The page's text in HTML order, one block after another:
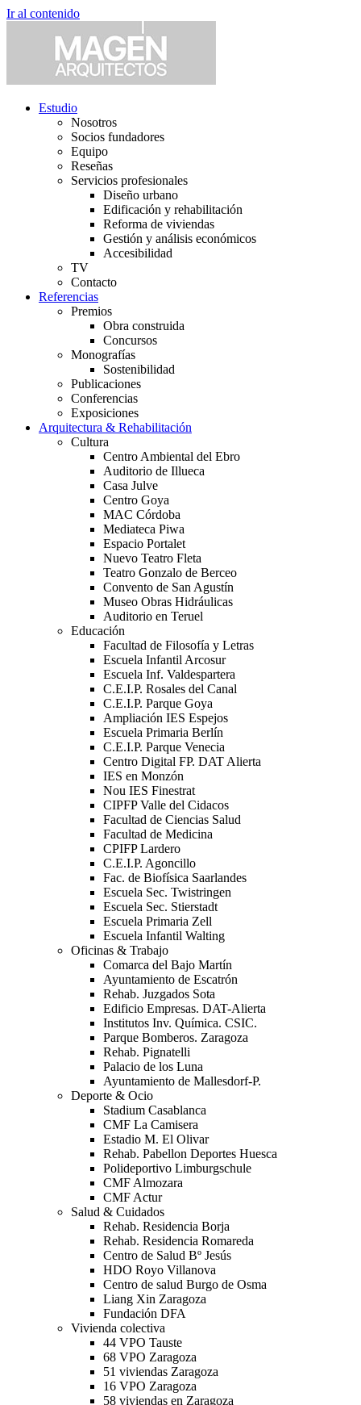
Ir al contenido
Estudio
Nosotros
Socios fundadores
Equipo
Reseñas
Servicios profesionales
Diseño urbano
Edificación y rehabilitación
Reforma de viviendas
Gestión y análisis económicos
Accesibilidad
TV
Contacto
Referencias
Premios
Obra construida
Concursos
Monografías
Sostenibilidad
Publicaciones
Conferencias
Exposiciones
Arquitectura & Rehabilitación
Cultura
Centro Ambiental del Ebro
Auditorio de Illueca
Casa Julve
Centro Goya
MAC Córdoba
Mediateca Piwa
Espacio Portalet
Nuevo Teatro Fleta
Teatro Gonzalo de Berceo
Convento de San Agustín
Museo Obras Hidráulicas
Auditorio en Teruel
Educación
Facultad de Filosofía y Letras
Escuela Infantil Arcosur
Escuela Inf. Valdespartera
C.E.I.P. Rosales del Canal
C.E.I.P. Parque Goya
Ampliación IES Espejos
Escuela Primaria Berlín
C.E.I.P. Parque Venecia
Centro Digital FP. DAT Alierta
IES en Monzón
Nou IES Finestrat
CIPFP Valle del Cidacos
Facultad de Ciencias Salud
Facultad de Medicina
CPIFP Lardero
C.E.I.P. Agoncillo
Fac. de Biofísica Saarlandes
Escuela Sec. Twistringen
Escuela Sec. Stierstadt
Escuela Primaria Zell
Escuela Infantil Walting
Oficinas & Trabajo
Comarca del Bajo Martín
Ayuntamiento de Escatrón
Rehab. Juzgados Sota
Edificio Empresas. DAT-Alierta
Institutos Inv. Química. CSIC.
Parque Bomberos. Zaragoza
Rehab. Pignatelli
Palacio de los Luna
Ayuntamiento de Mallesdorf-P.
Deporte & Ocio
Stadium Casablanca
CMF La Camisera
Estadio M. El Olivar
Rehab. Pabellon Deportes Huesca
Polideportivo Limburgschule
CMF Almozara
CMF Actur
Salud & Cuidados
Rehab. Residencia Borja
Rehab. Residencia Romareda
Centro de Salud Bº Jesús
HDO Royo Villanova
Centro de salud Burgo de Osma
Liang Xin Zaragoza
Fundación DFA
Vivienda colectiva
44 VPO Tauste
68 VPO Zaragoza
51 viviendas Zaragoza
16 VPO Zaragoza
58 viviendas en Zaragoza